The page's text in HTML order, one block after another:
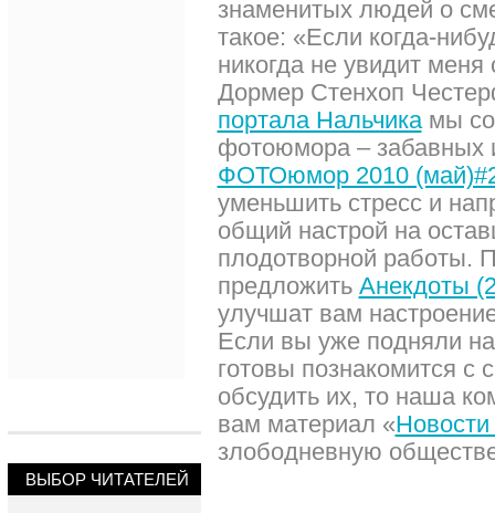
ВЫБОР ЧИТАТЕЛЕЙ
знаменитых людей о
такое: «Если когда-
никогда не увидит
Дормер Стенхоп
портала Нальчикамы
фотоюмора – забавных
ФОТОюмор 2010
уменьшить стресс и
общий настрой на
плодотворной работы.
предложить Анекдоты
улучшат вам
Если вы уже подняли
готовы познакомится
обсудить их, то наша
вам материал «Новости
злободневную